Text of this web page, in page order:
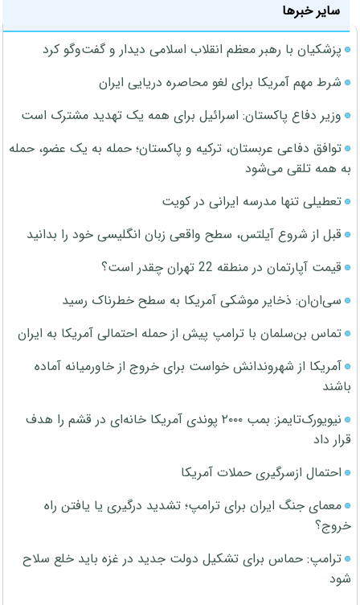
سایر خبرها
پزشکیان با رهبر معظم انقلاب اسلامی دیدار و گفت‌وگو کرد
شرط مهم آمریکا برای لغو محاصره دریایی ایران
وزیر دفاع پاکستان: اسرائیل برای همه یک تهدید مشترک است
توافق دفاعی عربستان، ترکیه و پاکستان؛ حمله به یک عضو، حمله
به همه تلقی می‌شود
تعطیلی تنها مدرسه ایرانی در کویت
قبل از شروع آیلتس، سطح واقعی زبان انگلیسی خود را بدانید
قیمت آپارتمان در منطقه 22 تهران چقدر است؟
سی‌ان‌ان: ذخایر موشکی آمریکا به سطح خطرناک رسید
تماس بن‌سلمان با ترامپ پیش از حمله احتمالی آمریکا به ایران
آمریکا از شهروندانش خواست برای خروج از خاورمیانه آماده
باشند
نیویورک‌تایمز: بمب ۲۰۰۰ پوندی آمریکا خانه‌ای در قشم را هدف
قرار داد
احتمال ازسرگیری حملات آمریکا
معمای جنگ ایران برای ترامپ؛ تشدید درگیری یا یافتن راه
خروج؟
ترامپ: حماس برای تشکیل دولت جدید در غزه باید خلع سلاح
شود